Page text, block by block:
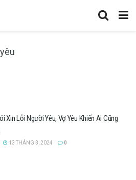
Xin Lỗi Người Yêu, Vợ Yêu Khiến Ai Cũng
13 THÁNG 3, 2024 0